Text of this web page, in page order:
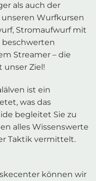
als auch der
Wurfkursen
Stromaufwurf mit
beschwerten
Streamer – die
unser Ziel!
ist ein
was das
begleitet Sie zu
alles Wissenswerte
Taktik vermittelt.
können wir